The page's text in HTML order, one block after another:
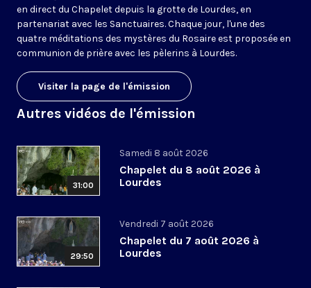
en direct du Chapelet depuis la grotte de Lourdes, en
partenariat avec les Sanctuaires. Chaque jour, l'une des
quatre méditations des mystères du Rosaire est proposée en
communion de prière avec les pèlerins à Lourdes.
Visiter la page de l'émission
Autres vidéos de l'émission
31:00
Samedi 8 août 2026
Chapelet du 8 août 2026 à
Lourdes
29:50
Vendredi 7 août 2026
Chapelet du 7 août 2026 à
Lourdes